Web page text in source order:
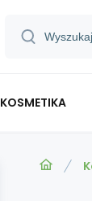
KOSMETIKA